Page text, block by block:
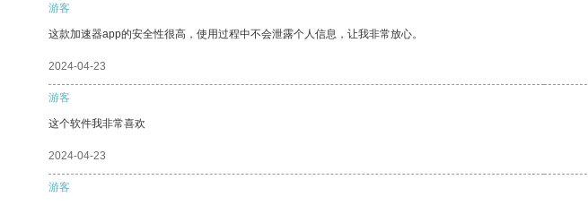
游客
这款加速器app的安全性很高，使用过程中不会泄露个人信息，让我非常放心。
2024-04-23
游客
这个软件我非常喜欢
2024-04-23
游客